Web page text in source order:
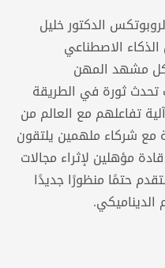
الدكتور خليل
الاصطناعي
مشهد المهن
تحدث ثورة في الطريقة
تفاعلهم مع العالم من
مع شركاء ملهمين يلتقون
مؤهلين لإثراء مجالات
حتمًا منظورًا جديدًا
الديناميكي.